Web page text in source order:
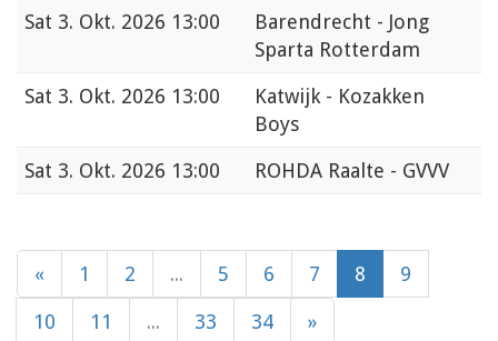
Sat 3. Okt. 2026 13:00
Barendrecht - Jong
Sparta Rotterdam
Sat 3. Okt. 2026 13:00
Katwijk - Kozakken
Boys
Sat 3. Okt. 2026 13:00 ROHDA Raalte - GVVV
« 1 2 ... 5 6 7 8 9
10 11 ... 33 34 »